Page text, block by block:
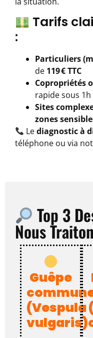
Tarifs
:
Particuliers
de 119 € TTC
Copropriétés
rapide sous 1h
Sites
zones
Lediagnostic à
téléphone ou via
Top 3
Nous
Guêpe
(Vespula
vulgaris)